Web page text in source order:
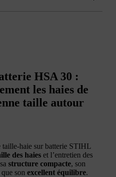
HSA 30 :
les haies de
taille autour
taille-haie sur batterie STIHL
des haies et l’entretien des
structure compacte, son
son excellent équilibre.